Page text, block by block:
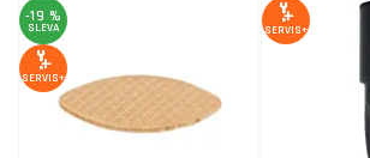
-19 %
SLEVA
SERVIS+
SERVIS+